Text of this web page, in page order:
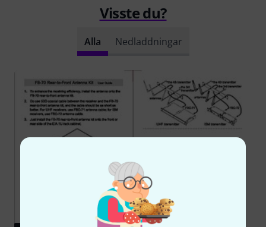
Visste du?
Alla Nedladdningar